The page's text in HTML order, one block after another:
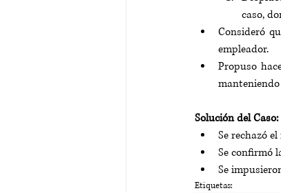
caso,
Consideró
empleador.
Propuso
Solución del Caso:
Se rechazó
Se confirmó
Se
Etiquetas: